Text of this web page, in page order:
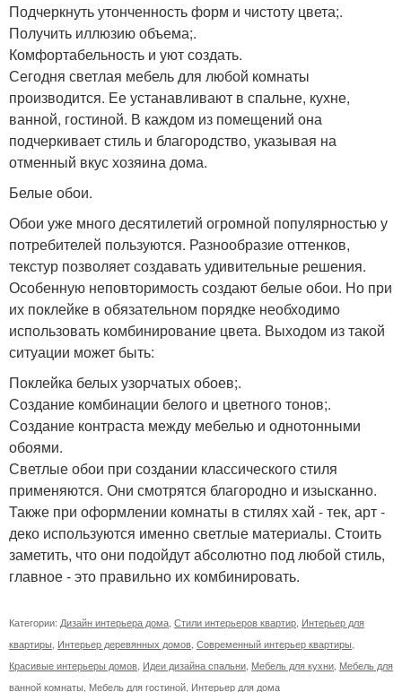
Подчеркнуть утонченность форм и чистоту цвета;.
Получить иллюзию объема;.
Комфортабельность и уют создать.
Сегодня светлая мебель для любой комнаты
производится. Ее устанавливают в спальне, кухне,
ванной, гостиной. В каждом из помещений она
подчеркивает стиль и благородство, указывая на
отменный вкус хозяина дома.
Белые обои.
Обои уже много десятилетий огромной популярностью у
потребителей пользуются. Разнообразие оттенков,
текстур позволяет создавать удивительные решения.
Особенную неповторимость создают белые обои. Но при
их поклейке в обязательном порядке необходимо
использовать комбинирование цвета. Выходом из такой
ситуации может быть:
Поклейка белых узорчатых обоев;.
Создание комбинации белого и цветного тонов;.
Создание контраста между мебелью и однотонными
обоями.
Светлые обои при создании классического стиля
применяются. Они смотрятся благородно и изысканно.
Также при оформлении комнаты в стилях хай - тек, арт -
деко используются именно светлые материалы. Стоить
заметить, что они подойдут абсолютно под любой стиль,
главное - это правильно их комбинировать.
Категории: Дизайн интерьера дома, Стили интерьеров квартир, Интерьер для
квартиры, Интерьер деревянных домов, Современный интерьер квартиры,
Красивые интерьеры домов, Идеи дизайна спальни, Мебель для кухни, Мебель для
ванной комнаты, Мебель для гостиной, Интерьер для дома